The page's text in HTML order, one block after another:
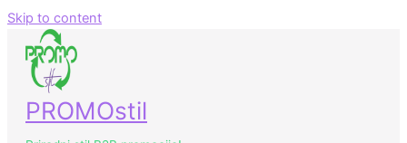
Skip to content
PROMOstil